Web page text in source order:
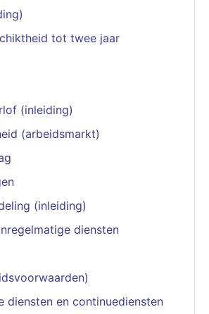
tot twee jaar
(inleiding)
(arbeidsmarkt)
(inleiding)
diensten
diensten en continuediensten